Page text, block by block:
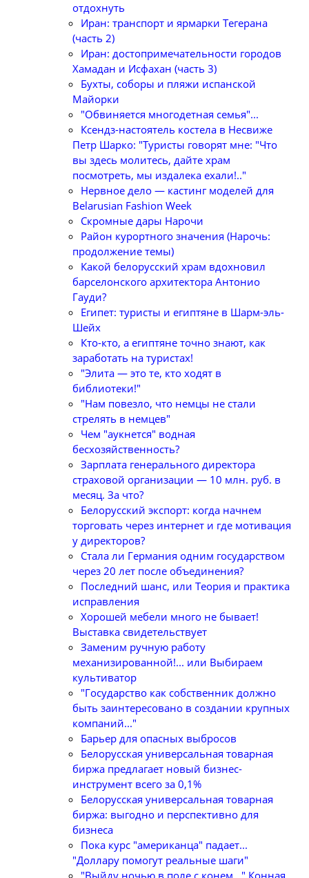
отдохнуть
Иран: транспорт и ярмарки Тегерана
(часть 2)
Иран: достопримечательности городов
Хамадан и Исфахан (часть 3)
Бухты, соборы и пляжи испанской
Майорки
"Обвиняется многодетная семья"...
Ксендз-настоятель костела в Несвиже
Петр Шарко: "Туристы говорят мне: "Что
вы здесь молитесь, дайте храм
посмотреть, мы издалека ехали!.."
Нервное дело — кастинг моделей для
Belarusian Fashion Week
Скромные дары Нарочи
Район курортного значения (Нарочь:
продолжение темы)
Какой белорусский храм вдохновил
барселонского архитектора Антонио
Гауди?
Египет: туристы и египтяне в Шарм-эль-
Шейх
Кто-кто, а египтяне точно знают, как
заработать на туристах!
"Элита — это те, кто ходят в
библиотеки!"
"Нам повезло, что немцы не стали
стрелять в немцев"
Чем "аукнется" водная
бесхозяйственность?
Зарплата генерального директора
страховой организации — 10 млн. руб. в
месяц. За что?
Белорусский экспорт: когда начнем
торговать через интернет и где мотивация
у директоров?
Стала ли Германия одним государством
через 20 лет после объединения?
Последний шанс, или Теория и практика
исправления
Хорошей мебели много не бывает!
Выставка свидетельствует
Заменим ручную работу
механизированной!... или Выбираем
культиватор
"Государство как собственник должно
быть заинтересовано в создании крупных
компаний..."
Барьер для опасных выбросов
Белорусская универсальная товарная
биржа предлагает новый бизнес-
инструмент всего за 0,1%
Белорусская универсальная товарная
биржа: выгодно и перспективно для
бизнеса
Пока курс "американца" падает...
"Доллару помогут реальные шаги"
"Выйду ночью в поле с конем..." Конная